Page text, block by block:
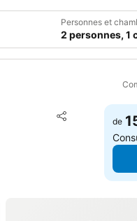
Personnes et
2 personnes, 1
Partager
Ajouter à
de